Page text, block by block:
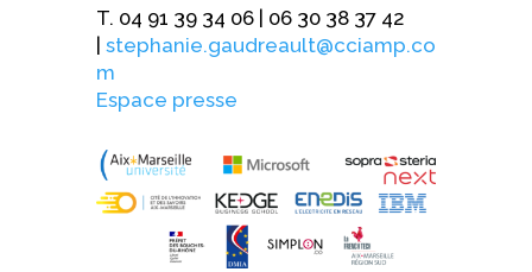
T. 04 91 39 34 06 | 06 30 38 37 42
| stephanie.gaudreault@cciamp.co
m
Espace presse